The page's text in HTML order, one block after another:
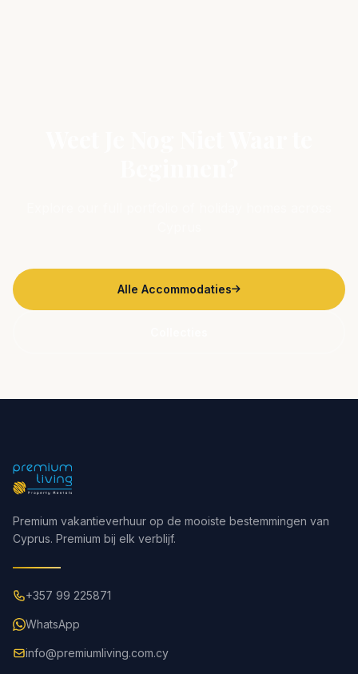
Alle Accommodaties
Premium vakantieverhuur op de mooiste bestemmingen van
Cyprus. Premium bij elk verblijf.
+357 99 225871
WhatsApp
info@premiumliving.com.cy